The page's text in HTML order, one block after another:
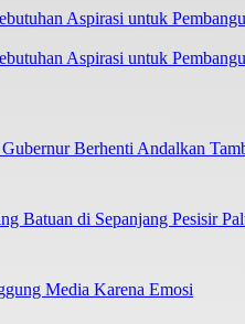
Aspirasi untuk
Berhenti Andalkan
Batuan di Sepanjang Pesisir
Media Karena Emosi